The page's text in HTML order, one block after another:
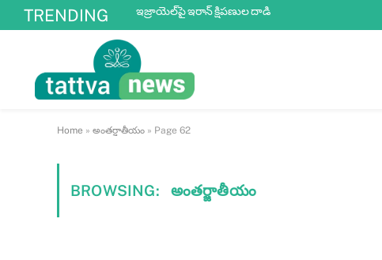
TRENDING
ఇజ్రాయెల్‌పై ఇరాన్ క్షిపణుల దాడి
Home » అంతర్జాతీయం » Page 62
BROWSING: అంతర్జాతీయం